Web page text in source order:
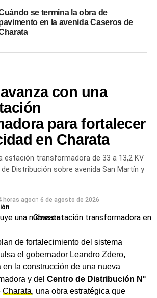
disposición sus áreas de gestión para
por invalidez ante
CharataChaco.Neten la nota
qué documentos se necesitan y cómo
2026″, el organismo previsional
prestaciones para personas en
y el municipio puede actuar
la gestión. Rach señaló que, con el
que Leandro ya tiene, el trámite no
otro caso de asistencia
un trasplante de órgano. En
de cuidado post-operatorio,
se compromete a no
se termina la obra de
en la avenida Caseros de
con una
para fortalecer
en Charata
estación transformadora de 33 a 13,2 KV
Distribución sobre avenida San Martín y
horas agoon 6 de agosto de 2026
de fortalecimiento del sistema
el gobernador Leandro Zdero,
la construcción de una nueva
y del Centro de Distribución N°
Charata, una obra estratégica que